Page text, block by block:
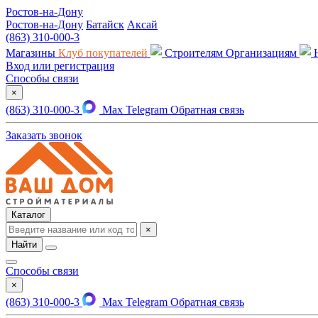
Ростов-на-Дону
Ростов-на-Дону Батайск Аксай
(863) 310-000-3
Магазины Клуб покупателей Строителям Организациям
Вход или регистрация
Способы связи
×
(863) 310-000-3 Max Telegram Обратная связь
Заказать звонок
Каталог
×
Найти
Способы связи
×
(863) 310-000-3 Max Telegram Обратная связь